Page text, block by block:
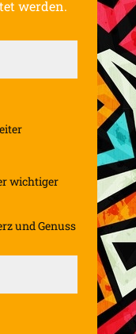
werden.
wichtiger
und Genuss